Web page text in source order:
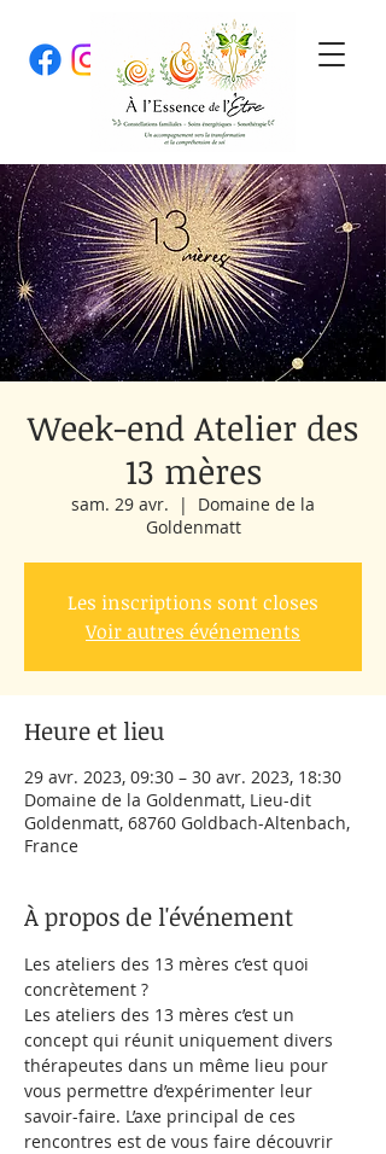
Week-end Atelier des
13 mères
sam. 29 avr.
  |
Domaine de la
Goldenmatt
Les inscriptions sont closes
Voir autres événements
Heure et lieu
29 avr. 2023, 09:30 – 30 avr. 2023, 18:30
Domaine de la Goldenmatt, Lieu-dit
Goldenmatt, 68760 Goldbach-Altenbach,
France
À propos de l'événement
Les ateliers des 13 mères c’est quoi
concrètement ?
Les ateliers des 13 mères c’est un
concept qui réunit uniquement divers
thérapeutes dans un même lieu pour
vous permettre d’expérimenter leur
savoir-faire. L’axe principal de ces
rencontres est de vous faire découvrir